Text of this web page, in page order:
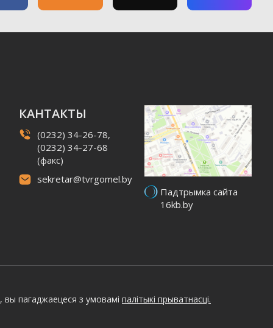
КАНТАКТЫ
(0232) 34-26-78,
(0232) 34-27-68
(факс)
sekretar@tvrgomel.by
Падтрымка сайта
16kb.by
пагаджаецеся з умовамі палітыкі прыватнасці.